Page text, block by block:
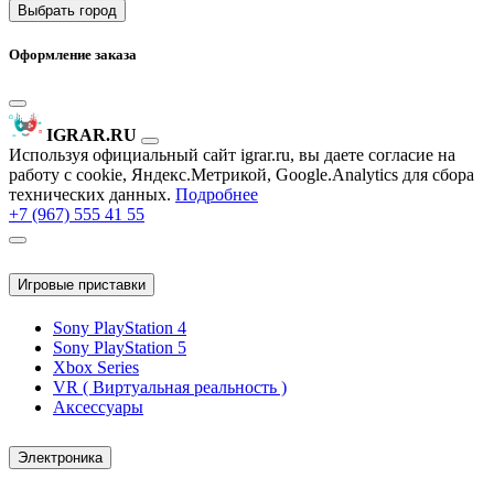
Выбрать город
Оформление заказа
IGRAR.RU
Используя официальный сайт igrar.ru, вы даете согласие на
работу с cookie, Яндекс.Метрикой, Google.Analytics для сбора
технических данных. Подробнее
+7 (967) 555 41 55
Игровые приставки
Sony PlayStation 4
Sony PlayStation 5
Xbox Series
VR ( Виртуальная реальность )
Аксессуары
Электроника